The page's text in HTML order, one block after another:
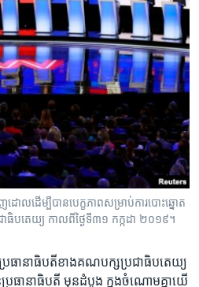
ោល​ដើម្បី​បាន​បេក្ខភាព​សម្រាប់​ការ​បោះ​ឆ្នោត​
ធិបតេយ្យ កាល​ពី​ថ្ងៃ​ទី​៣១ កក្កដា​ ២០១៩។
ធានា​ធិបតី​ខាង​គណបក្ស​ប្រ​ជាធិបតេយ្យ
រធានា​ធិបតី ​មុនដំបូង ក្នុង​ចំណោម​គ្នា​យើ​